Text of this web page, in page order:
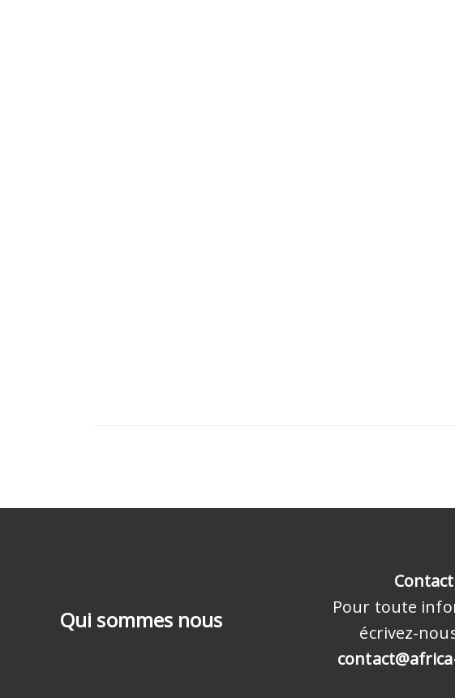
Qui sommes nous
Contact
Pour toute
écrivez-